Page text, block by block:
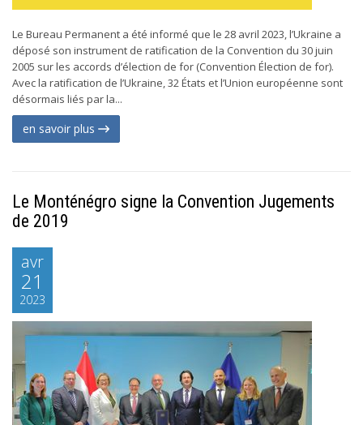
Le Bureau Permanent a été informé que le 28 avril 2023, l’Ukraine a
déposé son instrument de ratification de la Convention du 30 juin
2005 sur les accords d’élection de for (Convention Élection de for).
Avec la ratification de l’Ukraine, 32 États et l’Union européenne sont
désormais liés par la...
en savoir plus
Le Monténégro signe la Convention Jugements
de 2019
avr
21
2023